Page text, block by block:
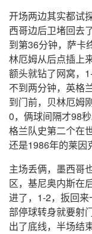
开场两边其实都试
西哥边后卫堵回去
到第36分钟，萨卡
林厄姆从后点插上
额头就钻了网窝，
不到两分钟，英格
到门前，贝林厄姆
0，俩球间隔才98
格兰队史第二个在
还是1986年的莱因
主场丢俩，墨西哥
区，基尼奥内斯在
进了，1-2，扳回
部停球转身就要射
出了底线，半场结